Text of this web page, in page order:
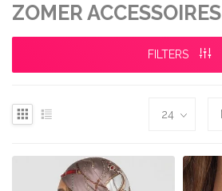
ZOMER ACCESSOIRES
FILTERS